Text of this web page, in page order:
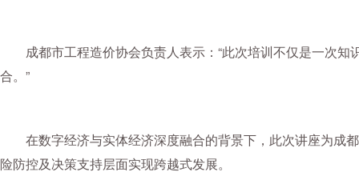
成都市工程造价协会负责人表示：“此次培训不仅是一次
合。”
在数字经济与实体经济深度融合的背景下，此次讲座为成
险防控及决策支持层面实现跨越式发展。